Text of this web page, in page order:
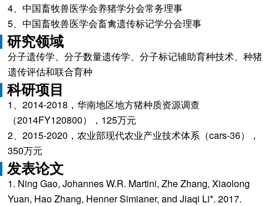
4、中国畜牧兽医学会养猪学分会常务理事
5、中国畜牧兽医学会畜禽遗传标记学分会理事
研究领域
分子遗传学、分子数量遗传学、分子标记辅助育种技术、种猪
遗传评估和联合育种
科研项目
1、2014-2018，华南地区地方猪种质资源调查
（2014FY120800），125万元
2、2015-2020，农业部现代农业产业技术体系（cars-36），
350万元
发表论文
1. Ning Gao, Johannes W.R. Martini, Zhe Zhang, Xiaolong
Yuan, Hao Zhang, Henner Simianer, and Jiaqi Li*. 2017.